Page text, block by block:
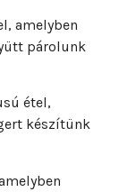
amelyben
párolunk
étel,
készítünk